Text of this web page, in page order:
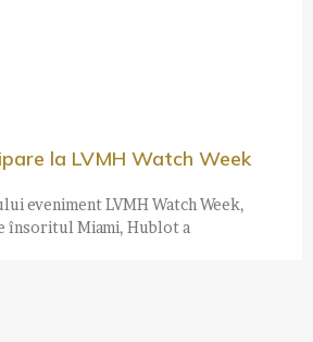
la LVMH Watch Week
eveniment LVMH Watch Week,
însoritul Miami, Hublot a